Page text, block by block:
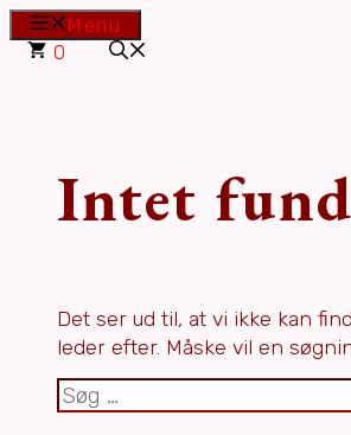
Hop
Menu
0
Intet
Det ser ud til, at vi ikke kan
leder efter. Måske vil en
Søg
efter: